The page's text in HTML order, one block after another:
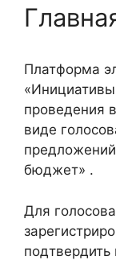
Платформа
проведения
виде
бюджет» .
Для